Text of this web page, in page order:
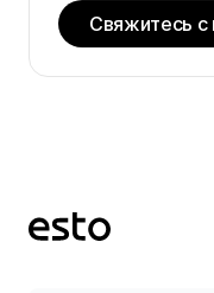
Свяжитесь с